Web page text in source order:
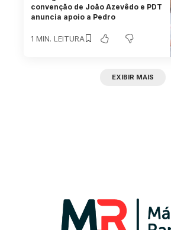
convenção de João Azevêdo e PDT
anuncia apoio a Pedro
1 MIN. LEITURA
EXIBIR MAIS